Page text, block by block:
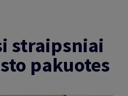
straipsniai
pakuotes